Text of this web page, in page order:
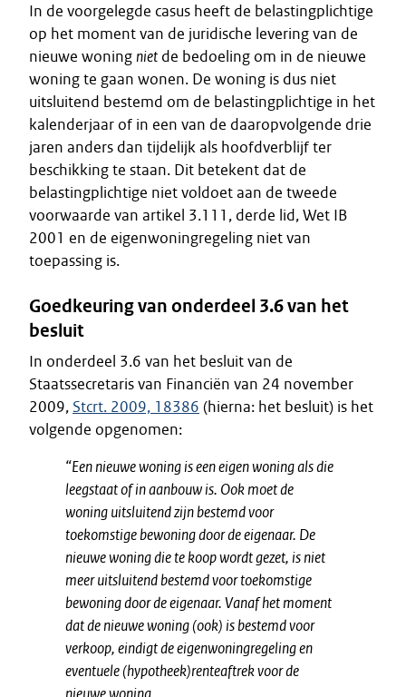
In de voorgelegde casus heeft de belastingplichtige
op het moment van de juridische levering van de
nieuwe woningniet de bedoeling om in de nieuwe
woning te gaan wonen. De woning is dus niet
uitsluitend bestemd om de belastingplichtige in het
kalenderjaar of in een van de daaropvolgende drie
jaren anders dan tijdelijk als hoofdverblijf ter
beschikking te staan. Dit betekent dat de
belastingplichtige niet voldoet aan de tweede
voorwaarde van artikel 3.111, derde lid, Wet IB
2001 en de eigenwoningregeling niet van
toepassing is.
Goedkeuring van onderdeel 3.6 van het
besluit
In onderdeel 3.6 van het besluit van de
Staatssecretaris van Financiën van 24 november
2009, Stcrt. 2009, 18386 (hierna: het besluit) is het
volgende opgenomen:
“Een nieuwe woning is een eigen woning als die
leegstaat of in aanbouw is. Ook moet de
woning uitsluitend zijn bestemd voor
toekomstige bewoning door de eigenaar. De
nieuwe woning die te koop wordt gezet, is niet
meer uitsluitend bestemd voor toekomstige
bewoning door de eigenaar. Vanaf het moment
dat de nieuwe woning (ook) is bestemd voor
verkoop, eindigt de eigenwoningregeling en
eventuele (hypotheek)renteaftrek voor de